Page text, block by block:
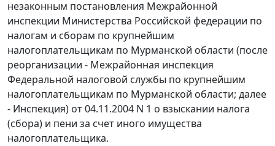
незаконным постановления Межрайонной
инспекции Министерства Российской федерации по
налогам и сборам по крупнейшим
налогоплательщикам по Мурманской области (после
реорганизации - Межрайонная инспекция
Федеральной налоговой службы по крупнейшим
налогоплательщикам по Мурманской области; далее
- Инспекция) от 04.11.2004 N 1 о взыскании налога
(сбора) и пени за счет иного имущества
налогоплательщика.